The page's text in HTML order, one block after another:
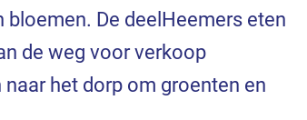
De deelHeemers eten
de weg voor verkoop
het dorp om groenten en